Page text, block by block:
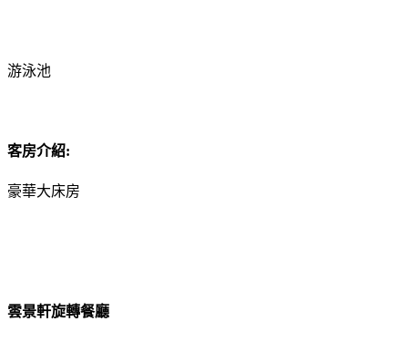
游泳池
客房介紹:
豪華大床房
雲景軒旋轉餐廳